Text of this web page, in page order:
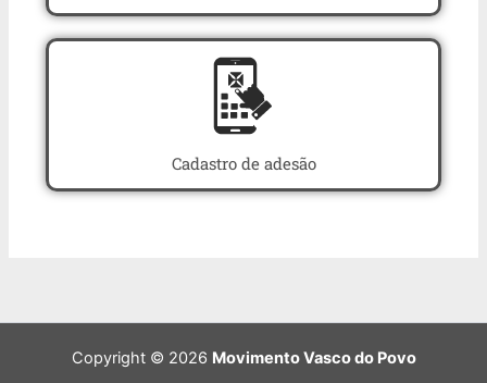
Cadastro de adesão
Copyright © 2026 Movimento Vasco do Povo